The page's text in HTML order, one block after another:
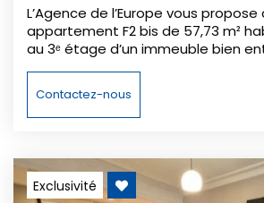
L’Agence de l’Europe vous
appartement F2 bis de 57,73 m²
au 3ᵉ étage d’un immeuble bien
commerces, des transports et du
L’appartement se compose d’un
dégagement, desservant : un
salle de bains avec baignoire, un
bien bénéficie d’un chauffage
menuiseries en PVC double
Contactez-nous
Exclusivité